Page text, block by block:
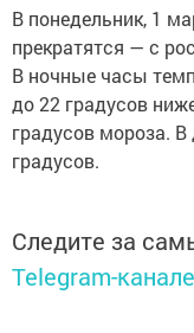
В понедельник, 1
прекратятся — с
В ночные часы
до 22 градусов
градусов мороза. В
градусов.
Следите за
Telegram-канале